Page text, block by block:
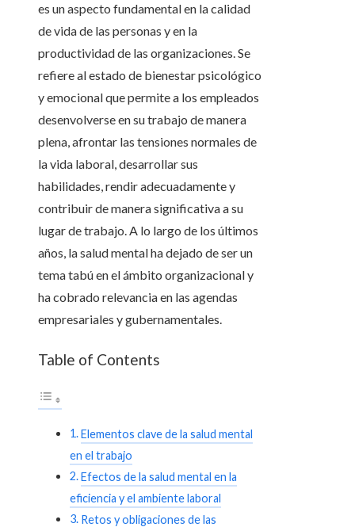
es un aspecto fundamental en la calidad
de vida de las personas y en la
productividad de las organizaciones. Se
refiere al estado de bienestar psicológico
y emocional que permite a los empleados
desenvolverse en su trabajo de manera
plena, afrontar las tensiones normales de
la vida laboral, desarrollar sus
habilidades, rendir adecuadamente y
contribuir de manera significativa a su
lugar de trabajo. A lo largo de los últimos
años, la salud mental ha dejado de ser un
tema tabú en el ámbito organizacional y
ha cobrado relevancia en las agendas
empresariales y gubernamentales.
Table of Contents
Elementos clave de la salud mental
en el trabajo
Efectos de la salud mental en la
eficiencia y el ambiente laboral
Retos y obligaciones de las